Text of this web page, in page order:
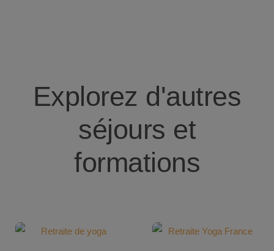
Explorez d'autres
séjours et
formations